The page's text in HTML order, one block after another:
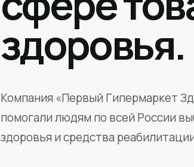
здоровья.
Компания «Первый Гипермаркет
помогали людям по всей России
здоровья и средства